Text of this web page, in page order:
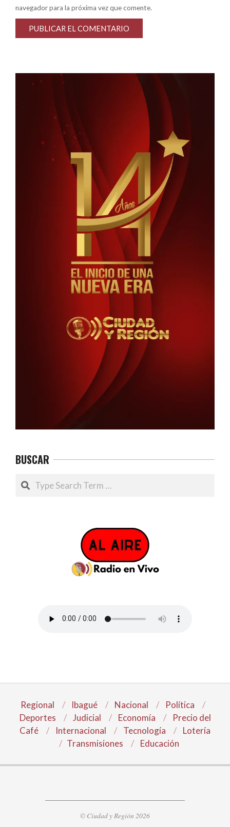
navegador para la próxima vez que comente.
BUSCAR
Search
Regional Ibagué Nacional
Política
Deportes
Judicial Economía
Precio del
Café
Internacional Tecnología
Lotería
Transmisiones
Educación
© Ciudad y Región 2026